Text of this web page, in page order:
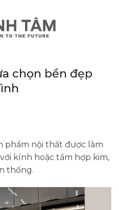
chọn bền đẹp
phẩm nội thất được làm
kính hoặc tấm hợp kim,
thống.